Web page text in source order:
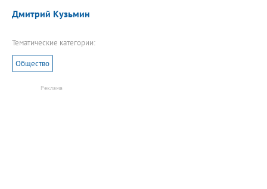
Дмитрий Кузьмин
Тематические категории:
Общество